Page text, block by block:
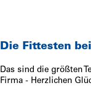
Die Fittesten
Das sind die größten
Firma - Herzlichen